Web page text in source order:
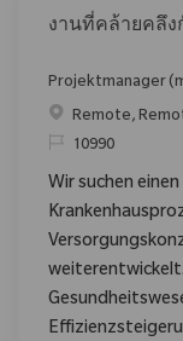
งานที่คล้ายคลึง
Projektmanager
สถานที่Remote,
ReqId10990
Wir suchen